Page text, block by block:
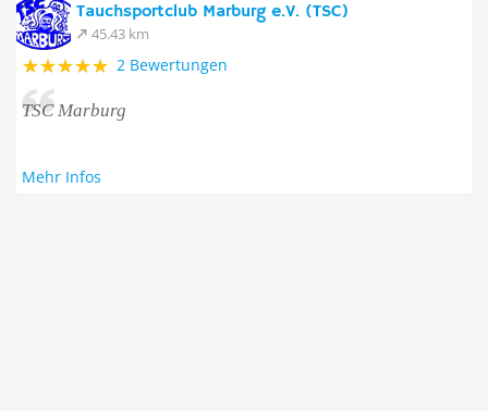
Tauchsportclub Marburg e.V. (TSC)
45.43 km
2 Bewertungen
TSC Marburg
Mehr Infos